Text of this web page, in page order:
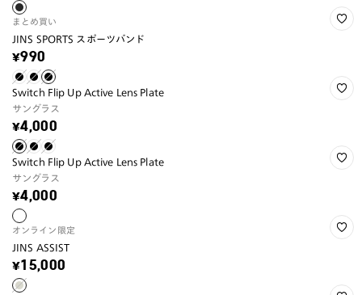
まとめ買い
JINS SPORTS スポーツバンド
¥990
Switch Flip Up Active Lens Plate
サングラス
¥4,000
Switch Flip Up Active Lens Plate
サングラス
¥4,000
オンライン限定
JINS ASSIST
¥15,000